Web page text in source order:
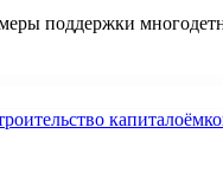
поддержки